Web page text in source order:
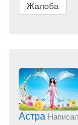
Жалоба
Астра